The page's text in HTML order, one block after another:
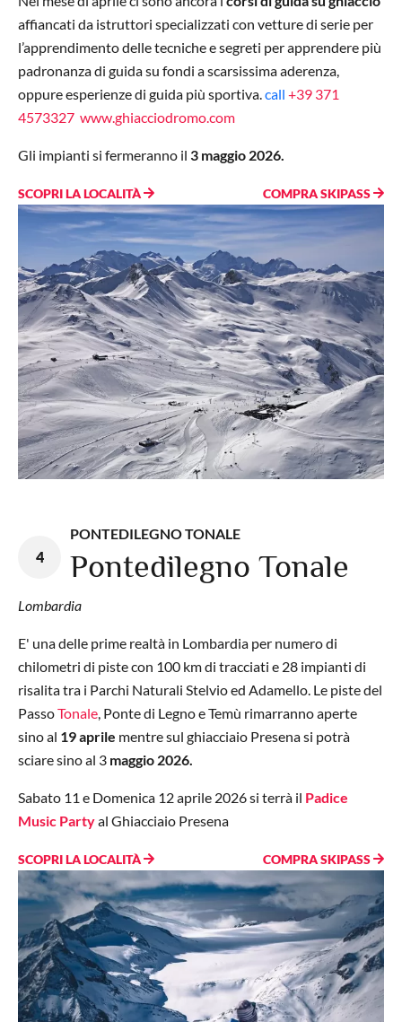
affiancati da istruttori specializzati con vetture di serie per
l’apprendimento delle tecniche e segreti per apprendere più
padronanza di guida su fondi a scarsissima aderenza,
oppure esperienze di guida più sportiva. call +39 371
4573327 www.ghiacciodromo.com
Gli impianti si fermeranno il 3 maggio 2026.
SCOPRI LA LOCALITÀ COMPRA SKIPASS
4
PONTEDILEGNO TONALE
Pontedilegno Tonale
Lombardia
E' una delle prime realtà in Lombardia per numero di
chilometri di piste con 100 km di tracciati e 28 impianti di
risalita tra i Parchi Naturali Stelvio ed Adamello. Le piste del
PassoTonale , Ponte di Legno e Temù rimarranno aperte
sino al 19 aprile mentre sul ghiacciaio Presena si potrà
sciare sino al 3 maggio 2026.
Sabato 11 e Domenica 12 aprile 2026 si terrà il Padice
Music Partyal Ghiacciaio Presena
SCOPRI LA LOCALITÀ COMPRA SKIPASS